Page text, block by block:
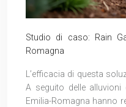
Studio di caso: Rain
Romagna
L’efficacia di questa
A seguito delle
Emilia-Romagna hanno